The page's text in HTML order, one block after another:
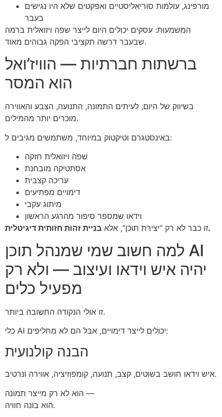
מורפינג, עולמות סוריאליסטיים ואפקטים שלא היו נגישים
בעבר
המשמעות: עסקים יכולים היום לייצר שפה ויזואלית ברמה
שבעבר דרשה תקציבי הפקה גבוהים מאוד.
ברשתות חברתיות — הוויז’ואל
הוא המסר
בשיווק של היום, לעיתים התמונה, התנועה, הצבע והאווירה
מוכרים יותר מהמילים.
באינסטגרם וטיקטוק במיוחד, משתמשים מגיבים ל:
שפה ויזואלית חזקה
אסתטיקה מובחנת
עריכה קצבית
דימויים מפתיעים
מיתוג עקבי
וידאו שמספר סיפור מהרגע הראשון
זו כבר לא רק “יצירת תוכן”, אלאבניית זהות חזותית דיגיטלית.
למה חשוב שמי שמנהל תוכן AI
יהיה איש וידאו ועיצוב — ולא רק
מפעיל כלים
זו אולי הנקודה החשובה ביותר.
כלי AI יכולים לייצר דימויים, אבל הם לא מחליפים:
הבנה קולנועית
איש וידאו חושב בשוטים, קצב, תנועה, קומפוזיציה, אווירה ונרטיב.
הוא לא רק מייצר תמונה —
הוא בונה חוויה.